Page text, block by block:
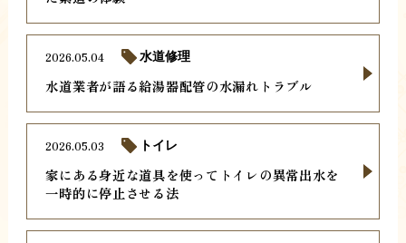
水道業者が語る給湯器配管の水漏れトラブル
2026.05.04 水道修理
家にある身近な道具を使ってトイレの異常出水を
一時的に停止させる法
2026.05.03 トイレ